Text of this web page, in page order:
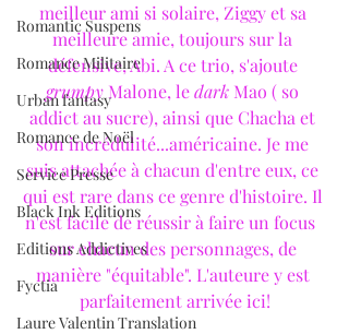
Romantic Suspens
Romance Militaire
Urban fantasy
Romance de Noël
Service Presse
Black Ink Editions
Editions Addictives
Fyctia
Laure Valentin Translation
meilleur ami si solaire, Ziggy et sa
meilleure amie, toujours sur la
défensive, Abi. A ce trio, s'ajoute
grumpy Malone, le dark Mao ( so
addict au sucre), ainsi que Chacha et
son incrédulité...américaine. Je me
suis attachée à chacun d'entre eux, ce
qui est rare dans ce genre d'histoire. Il
n'est facile de réussir à faire un focus
sur chacun des personnages, de
manière "équitable". L'auteure y est
parfaitement arrivée ici!